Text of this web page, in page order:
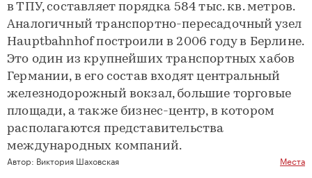
в ТПУ, составляет порядка 584 тыс. кв. метров.
Аналогичный транспортно-пересадочный узел
Hauptbahnhof построили в 2006 году в Берлине.
Это один из крупнейших транспортных хабов
Германии, в его состав входят центральный
железнодорожный вокзал, большие торговые
площади, а также бизнес-центр, в котором
располагаются представительства
международных компаний.
Автор: Виктория Шаховская Места